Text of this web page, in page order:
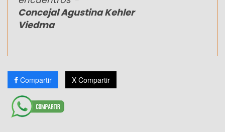
Concejal Agustina Kehler
Viedma
Compartir X Compartir